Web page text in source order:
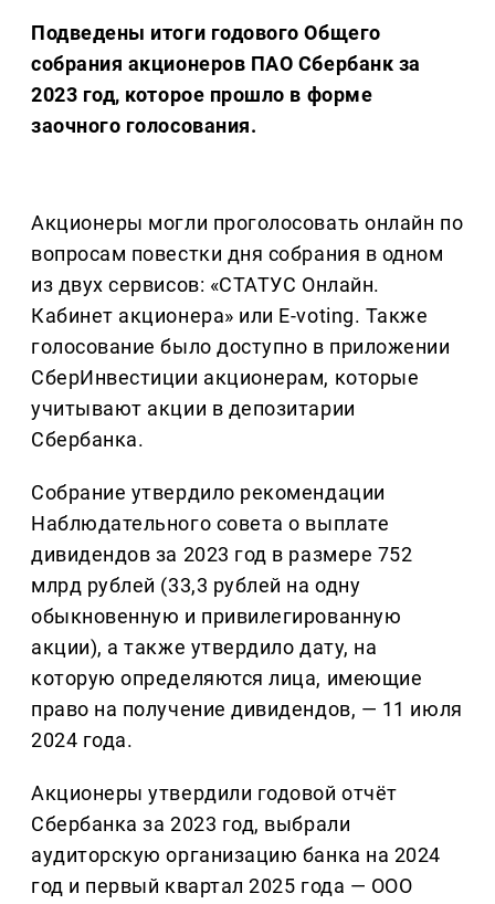
Подведены итоги годового Общего
собрания акционеров ПАО Сбербанк за
2023 год, которое прошло в форме
заочного голосования.
Акционеры могли проголосовать онлайн по
вопросам повестки дня собрания в одном
из двух сервисов: «СТАТУС Онлайн.
Кабинет акционера» или E-voting. Также
голосование было доступно в приложении
СберИнвестиции акционерам, которые
учитывают акции в депозитарии
Сбербанка.
Собрание утвердило рекомендации
Наблюдательного совета о выплате
дивидендов за 2023 год в размере 752
млрд рублей (33,3 рублей на одну
обыкновенную и привилегированную
акции), а также утвердило дату, на
которую определяются лица, имеющие
право на получение дивидендов, — 11 июля
2024 года.
Акционеры утвердили годовой отчёт
Сбербанка за 2023 год, выбрали
аудиторскую организацию банка на 2024
год и первый квартал 2025 года — ООО